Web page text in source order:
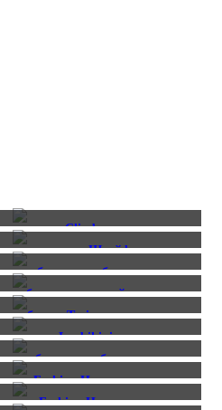
магазина Climber
отдела «Шлейф»
с объемными буквами
с инкрустацией
буквы Toris
вывеска Luxbikini
с объемными буквами.
Fashion House
Fashion House